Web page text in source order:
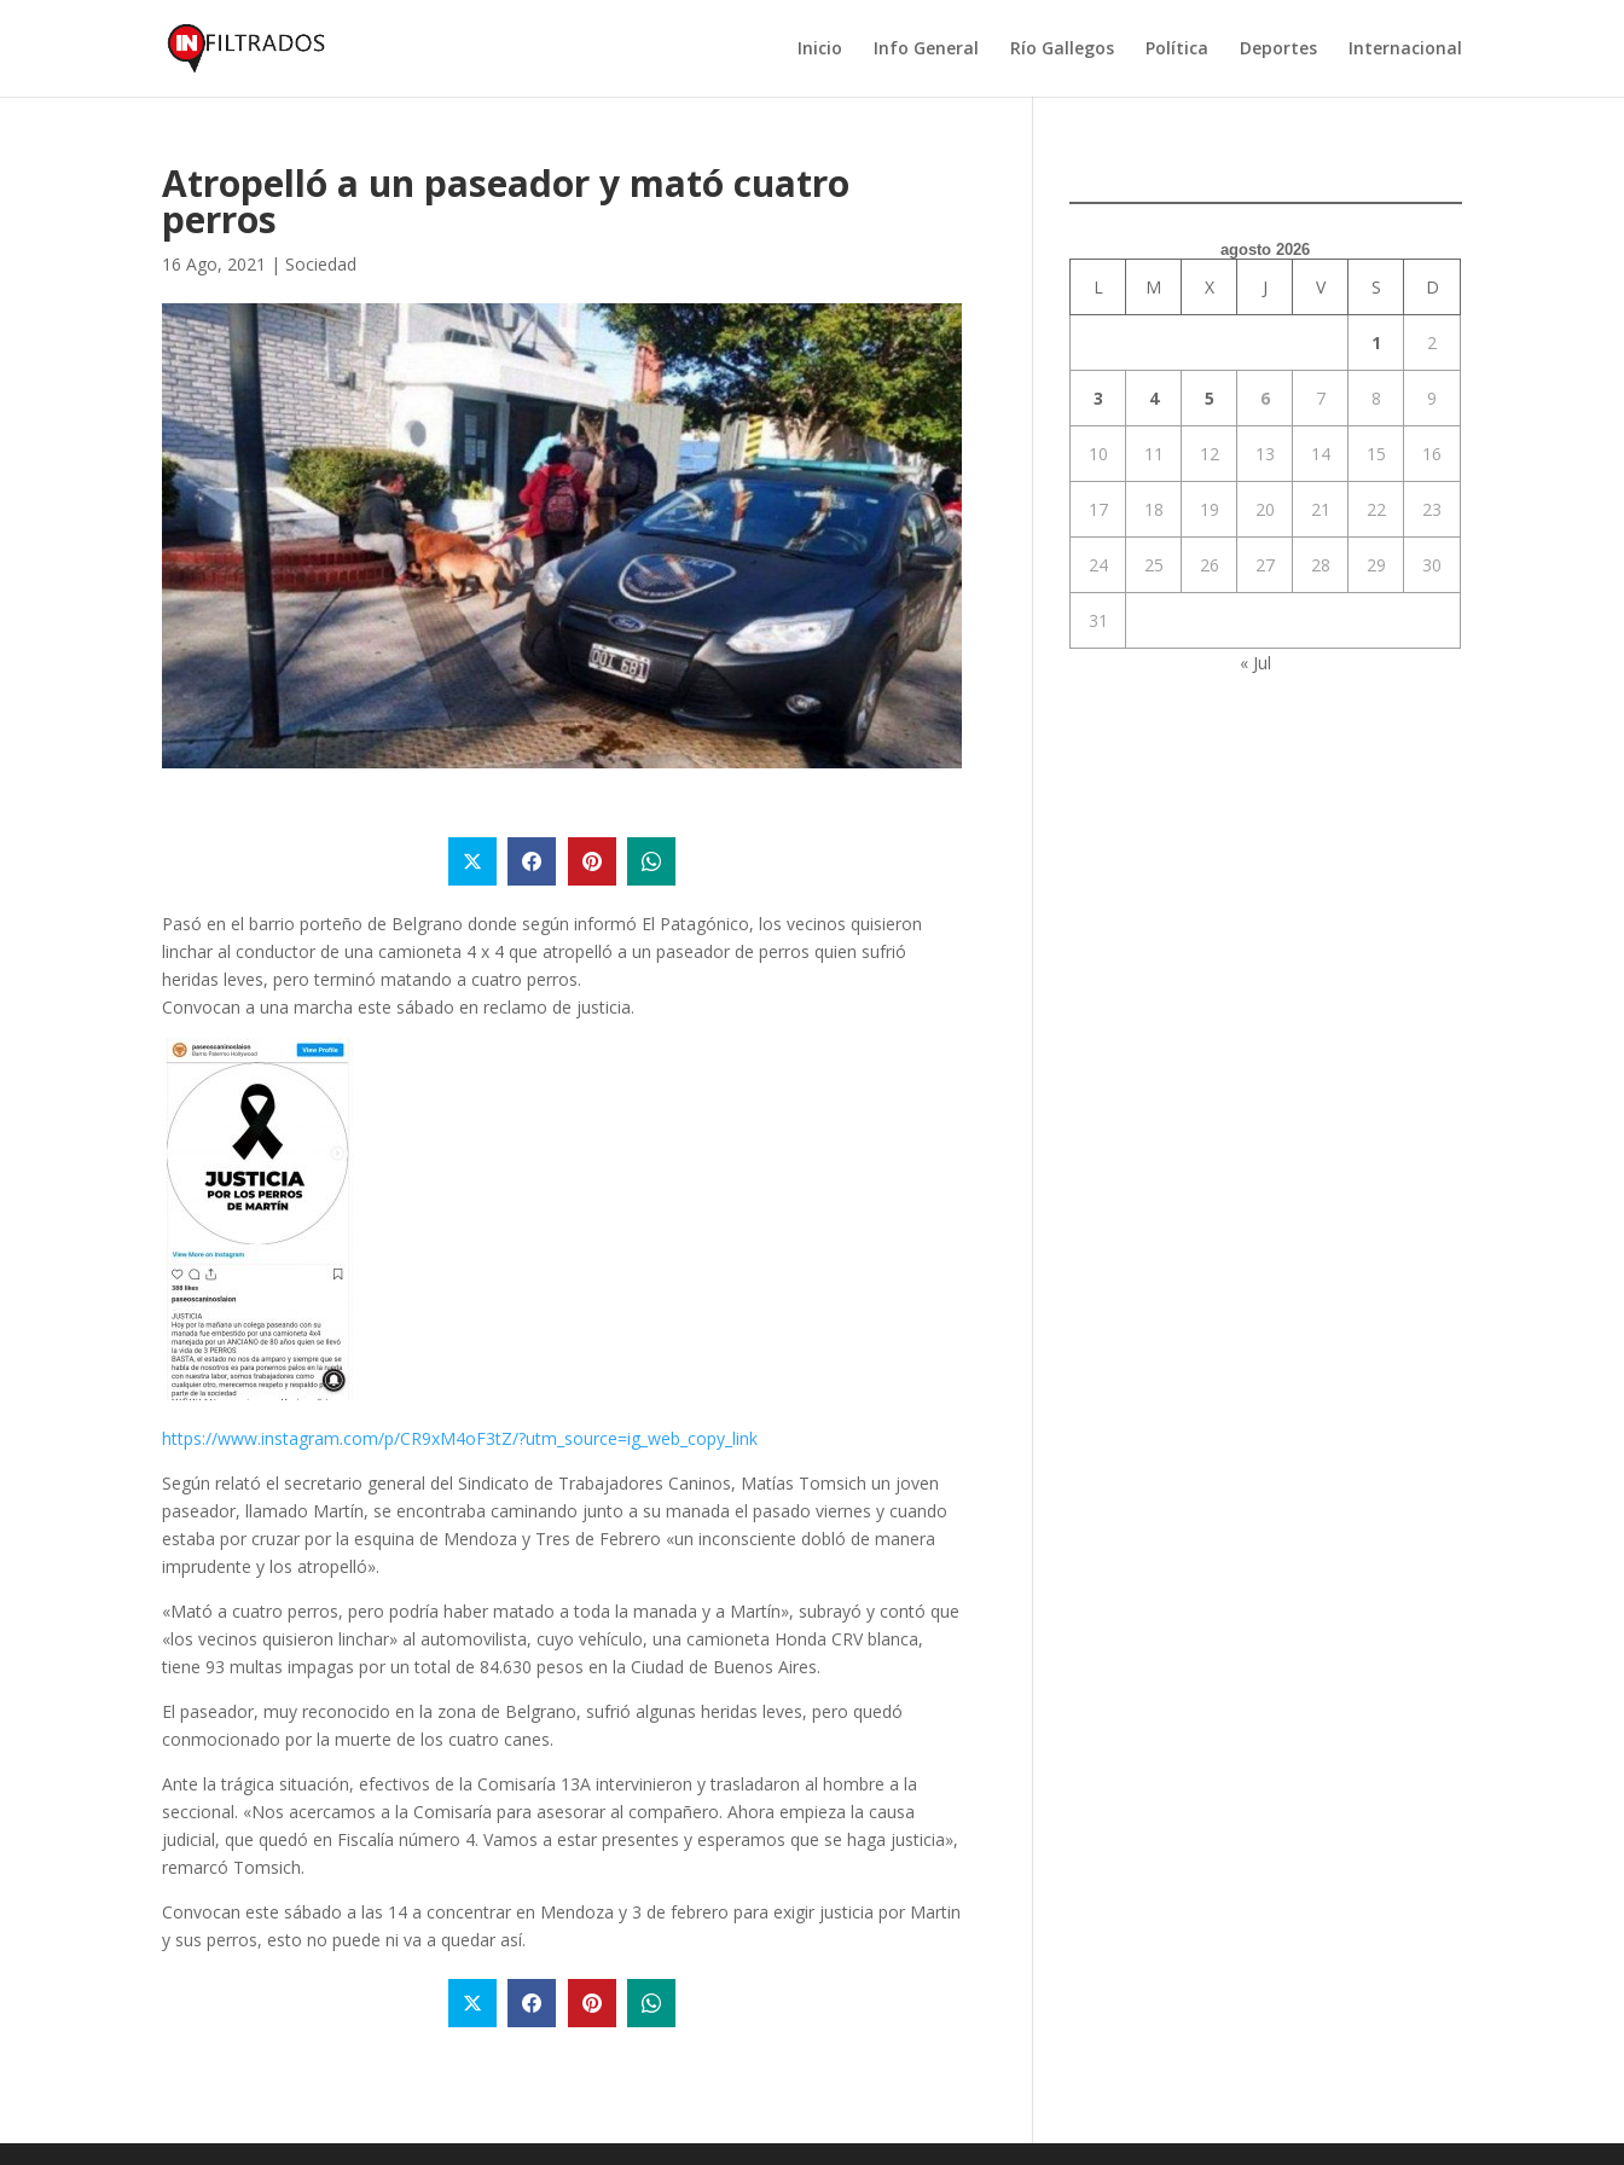
Inicio Info General Río Gallegos Política Deportes Internacional
Atropelló a un paseador y mató cuatro
perros
16 Ago, 2021 | Sociedad
Pasó en el barrio porteño de Belgrano donde según informó El Patagónico, los vecinos quisieron
linchar al conductor de una camioneta 4 x 4 que atropelló a un paseador de perros quien sufrió
heridas leves, pero terminó matando a cuatro perros.
Convocan a una marcha este sábado en reclamo de justicia.
https://www.instagram.com/p/CR9xM4oF3tZ/?utm_source=ig_web_copy_link
Según relató el secretario general del Sindicato de Trabajadores Caninos, Matías Tomsich un joven
paseador, llamado Martín, se encontraba caminando junto a su manada el pasado viernes y cuando
estaba por cruzar por la esquina de Mendoza y Tres de Febrero «un inconsciente dobló de manera
imprudente y los atropelló».
«Mató a cuatro perros, pero podría haber matado a toda la manada y a Martín», subrayó y contó que
«los vecinos quisieron linchar» al automovilista, cuyo vehículo, una camioneta Honda CRV blanca,
tiene 93 multas impagas por un total de 84.630 pesos en la Ciudad de Buenos Aires.
El paseador, muy reconocido en la zona de Belgrano, sufrió algunas heridas leves, pero quedó
conmocionado por la muerte de los cuatro canes.
Ante la trágica situación, efectivos de la Comisaría 13A intervinieron y trasladaron al hombre a la
seccional. «Nos acercamos a la Comisaría para asesorar al compañero. Ahora empieza la causa
judicial, que quedó en Fiscalía número 4. Vamos a estar presentes y esperamos que se haga justicia»,
remarcó Tomsich.
Convocan este sábado a las 14 a concentrar en Mendoza y 3 de febrero para exigir justicia por Martin
y sus perros, esto no puede ni va a quedar así.
agosto 2026
L M X J V S D
1 2
3 4 5 6 7 8 9
10 11 12 13 14 15 16
17 18 19 20 21 22 23
24 25 26 27 28 29 30
31
« Jul